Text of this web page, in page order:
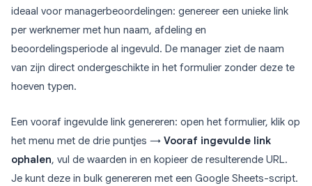
ideaal voor managerbeoordelingen: genereer een unieke link
per werknemer met hun naam, afdeling en
beoordelingsperiode al ingevuld. De manager ziet de naam
van zijn direct ondergeschikte in het formulier zonder deze te
hoeven typen.
Een vooraf ingevulde link genereren: open het formulier, klik op
het menu met de drie puntjes → Vooraf ingevulde link
ophalen, vul de waarden in en kopieer de resulterende URL.
Je kunt deze in bulk genereren met een Google Sheets-script.